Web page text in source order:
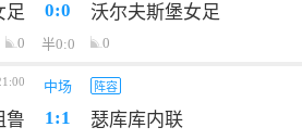
足 0:0 沃尔夫斯堡女足
0 半0:0 0
中场 阵容
鲁 1:1 瑟库库内联